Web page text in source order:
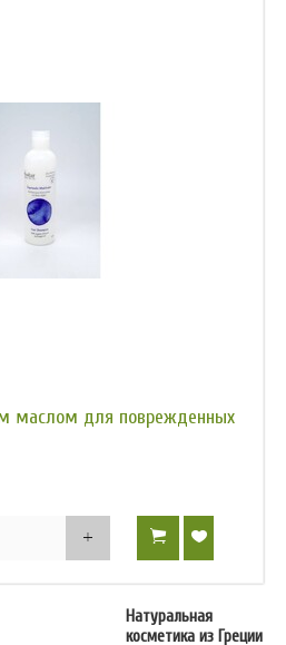
маслом для поврежденных
Натуральная
косметика из Греции